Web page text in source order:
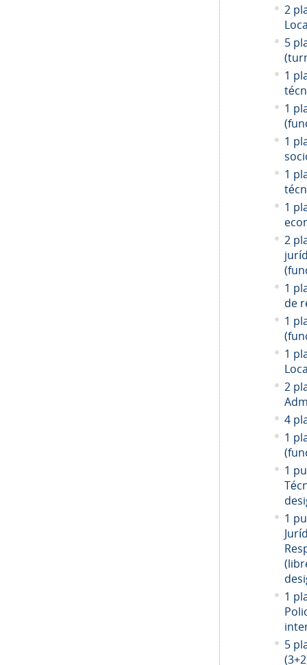
2
5
1
1
1
1
1
2
1
de
1
1
2
4
1
1
1
1
5